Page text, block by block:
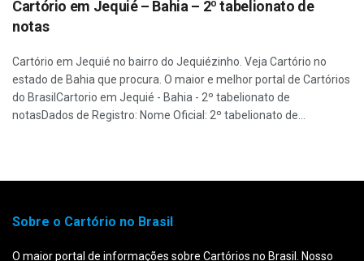
Cartório em Jequié – Bahia – 2º tabelionato de
notas
Cartório em Jequié no bairro do Jequiézinho. Veja Cartório no
estado de Bahia que procura. O maior e melhor portal de Cartórios
do BrasilCartorio em Jequié - Bahia - 2º tabelionato de
notasDados de Registro: Nome Oficial: 2º tabelionato de...
Sobre o Cartório no Brasil
O maior portal de informações sobre Cartórios no Brasil. Nosso